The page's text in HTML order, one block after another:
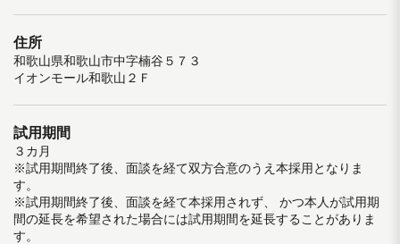
住所
和歌山県和歌山市中字楠谷５７３
イオンモール和歌山２Ｆ
試用期間
３カ月
※試用期間終了後、面談を経て双方合意のうえ本採用となりま
す。
※試用期間終了後、面談を経て本採用されず、 かつ本人が試用期
間の延長を希望された場合には試用期間を延長することがありま
す。